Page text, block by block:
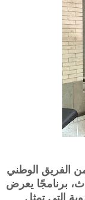
الفريق الوطني
برنامجًا يعرض
التي تمثل